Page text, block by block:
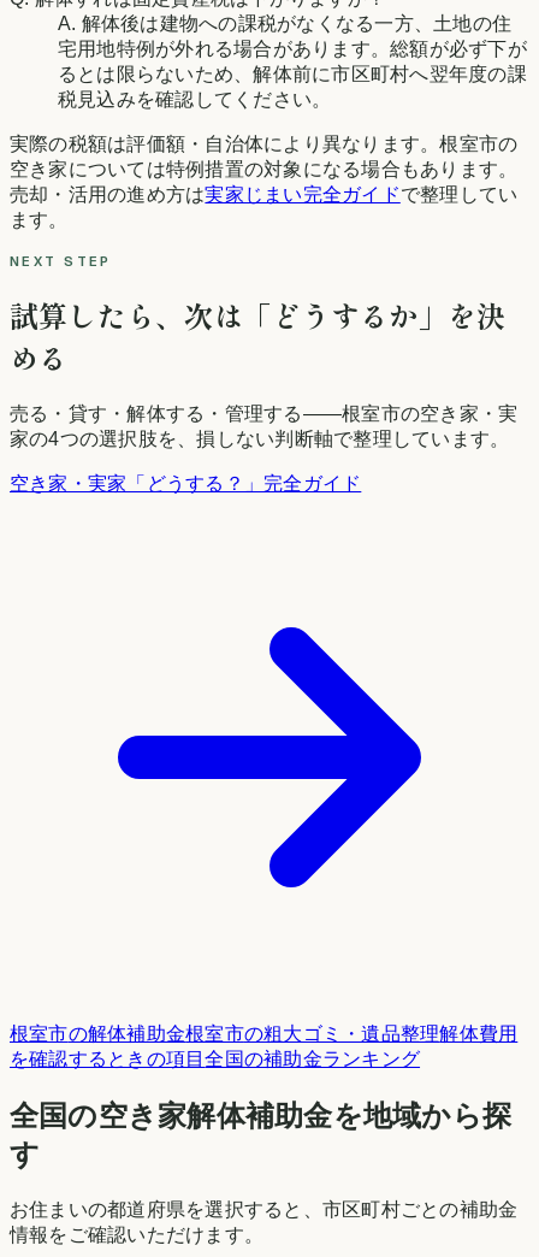
A. 解体後は建物への課税がなくなる一方、土地の住
宅用地特例が外れる場合があります。総額が必ず下が
るとは限らないため、解体前に市区町村へ翌年度の課
税見込みを確認してください。
実際の税額は評価額・自治体により異なります。根室市の
空き家については特例措置の対象になる場合もあります。
売却・活用の進め方は実家じまい完全ガイドで整理してい
ます。
NEXT STEP
試算したら、次は「どうするか」を決
める
売る・貸す・解体する・管理する——根室市の空き家・実
家の4つの選択肢を、損しない判断軸で整理しています。
空き家・実家「どうする？」完全ガイド
根室市の解体補助金根室市の粗大ゴミ・遺品整理解体費用
を確認するときの項目全国の補助金ランキング
全国の空き家解体補助金を地域から探
す
お住まいの都道府県を選択すると、市区町村ごとの補助金
情報をご確認いただけます。